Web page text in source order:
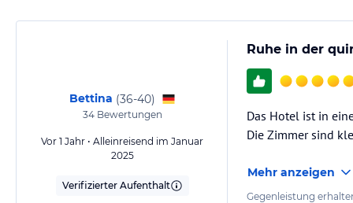
Bettina (36-40)
34Bewertungen
Vor 1 Jahr • Alleinreisend im Januar
2025
Verifizierter Aufenthalt
Ruhe in der
Das Hotel ist in
Die Zimmer sind
Mehr anzeigen
Gegenleistung